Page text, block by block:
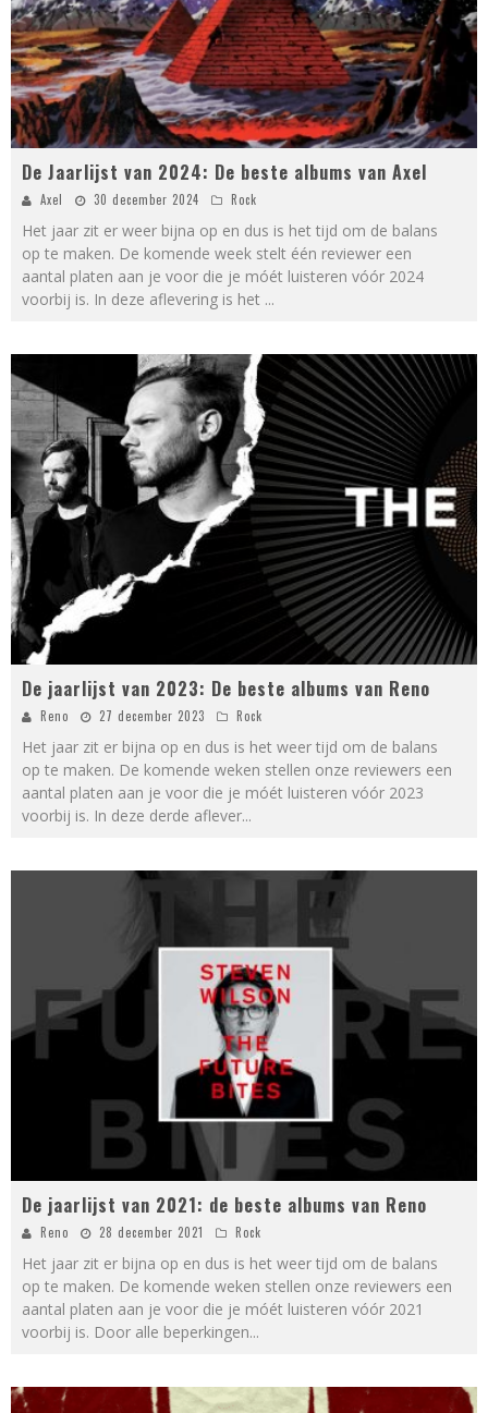
De Jaarlijst van 2024: De beste albums van Axel
Axel 30 december 2024 Rock
Het jaar zit er weer bijna op en dus is het tijd om de balans
op te maken. De komende week stelt één reviewer een
aantal platen aan je voor die je móét luisteren vóór 2024
voorbij is. In deze aflevering is het ...
De jaarlijst van 2023: De beste albums van Reno
Reno 27 december 2023 Rock
Het jaar zit er bijna op en dus is het weer tijd om de balans
op te maken. De komende weken stellen onze reviewers een
aantal platen aan je voor die je móét luisteren vóór 2023
voorbij is. In deze derde aflever...
De jaarlijst van 2021: de beste albums van Reno
Reno 28 december 2021 Rock
Het jaar zit er bijna op en dus is het weer tijd om de balans
op te maken. De komende weken stellen onze reviewers een
aantal platen aan je voor die je móét luisteren vóór 2021
voorbij is. Door alle beperkingen...